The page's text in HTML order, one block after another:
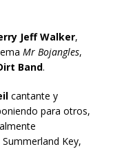
Jeff Walker,
Mr Bojangles,
Band.
cantante y
para otros,
Key,